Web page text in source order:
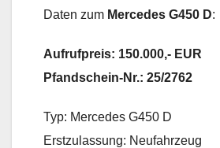
Daten zum Mercedes G450 D:
Aufrufpreis: 150.000,- EUR
Pfandschein-Nr.: 25/2762
Typ: Mercedes G450 D
Erstzulassung: Neufahrzeug